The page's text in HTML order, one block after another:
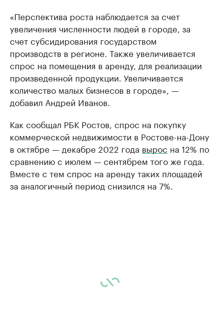
«Перспектива роста наблюдается за счет
увеличения численности людей в городе, за
счет субсидирования государством
производств в регионе. Также увеличивается
спрос на помещения в аренду, для реализации
произведенной продукции. Увеличивается
количество малых бизнесов в городе», —
добавил Андрей Иванов.
Как сообщал РБК Ростов, спрос на покупку
коммерческой недвижимости в Ростове-на-Дону
в октябре — декабре 2022 года вырос на 12% по
сравнению с июлем — сентябрем того же года.
Вместе с тем спрос на аренду таких площадей
за аналогичный период снизился на 7%.